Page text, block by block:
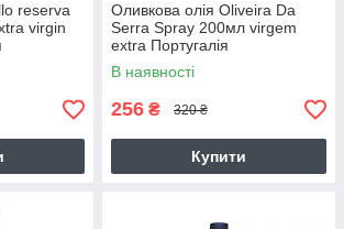
reserva
virgin
Оливкова олія Oliveira Da
Serra Spray 200мл virgem
extra Португалія
В наявності
256 ₴ 320 ₴
Купити